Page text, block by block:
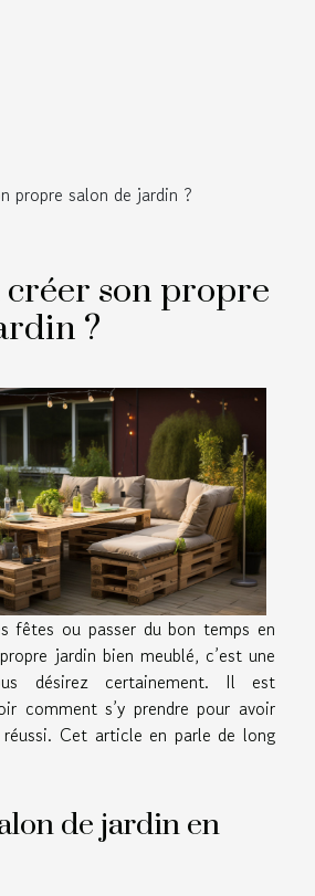
propre salon de jardin ?
son propre
?
fêtes ou passer du bon temps en
jardin bien meublé, c’est une
désirez certainement. Il est
comment s’y prendre pour avoir
Cet article en parle de long
de jardin en